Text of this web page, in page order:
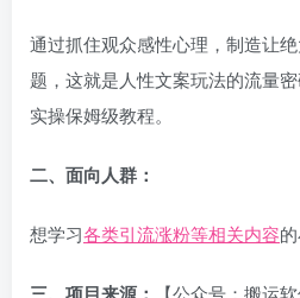
通过抓住观众感性心理，制造让
题，这就是人性文案玩法的流量
实操保姆级教程。
二、面向人群：
想学习各类引流涨粉等相关内容
【公众号：搬运